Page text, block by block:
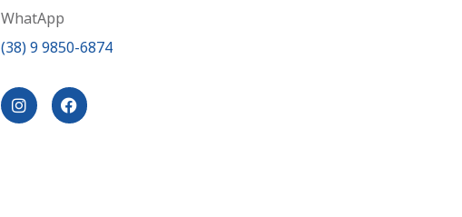
WhatApp
(38) 9 9850-6874
I
n
s
F
a
c